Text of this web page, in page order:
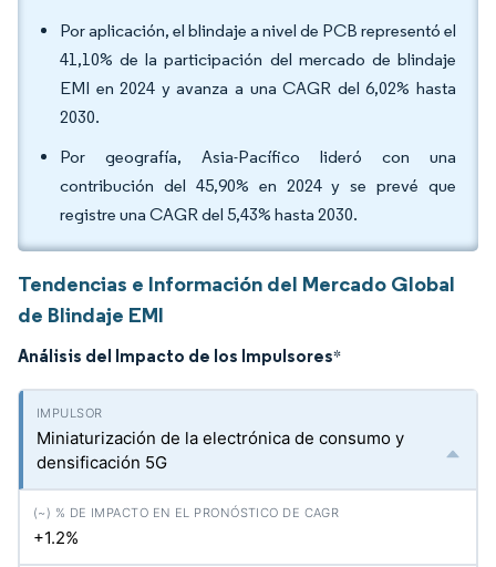
Por aplicación, el blindaje a nivel de PCB representó el
41,10% de la participación del mercado de blindaje
EMI en 2024 y avanza a una CAGR del 6,02% hasta
2030.
Por geografía, Asia-Pacífico lideró con una
contribución del 45,90% en 2024 y se prevé que
registre una CAGR del 5,43% hasta 2030.
Tendencias e Información del Mercado Global
de Blindaje EMI
Análisis del Impacto de los Impulsores*
Miniaturización de la electrónica de consumo y
densificación 5G
+1.2%